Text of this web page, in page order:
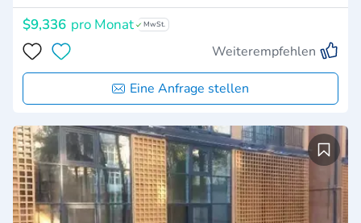
$9,336 pro Monat MwSt.
Weiterempfehlen
Eine Anfrage stellen